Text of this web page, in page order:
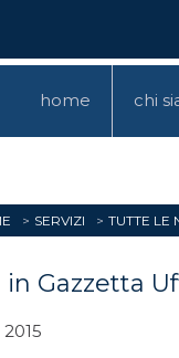
home chi
SERVIZI TUTTE LE
Gazzetta